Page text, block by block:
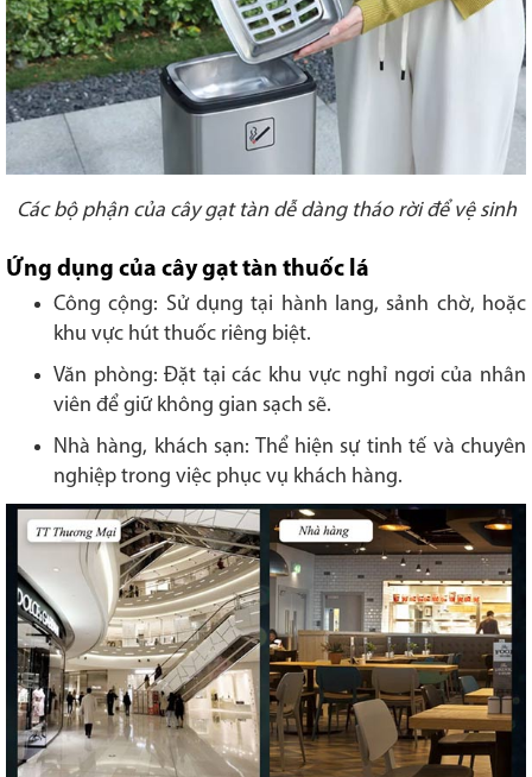
Các bộ phận của cây gạt tàn dễ dàng tháo rời để vệ sinh
Ứng dụng của cây gạt tàn thuốc lá
Công cộng: Sử dụng tại hành lang, sảnh chờ, hoặc
khu vực hút thuốc riêng biệt.
Văn phòng: Đặt tại các khu vực nghỉ ngơi của nhân
viên để giữ không gian sạch sẽ.
Nhà hàng, khách sạn: Thể hiện sự tinh tế và chuyên
nghiệp trong việc phục vụ khách hàng.